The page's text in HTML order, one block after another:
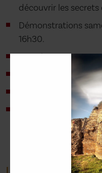
découvrir les
Démonstrations
16h30.
Gratuit
Sans réservation
Durée : 15 à 20 min
En dehors des
membres de la
présenter leur
souhaitez et l’osez,
IL ÉTAIT UNE FOIS